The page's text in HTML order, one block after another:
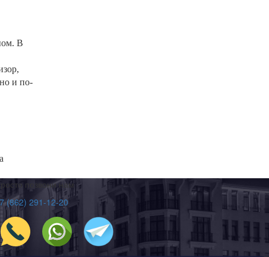
В
и по-
позвони нам
(862) 291-12-20